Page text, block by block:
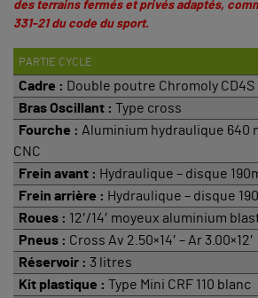
des terrains fermés et privés adaptés,
331-21 du code du sport.
PARTIE CYCLE
Cadre : Double poutre Chromoly CD4S
Bras Oscillant : Type cross
Fourche : Aluminium hydraulique 640
CNC
Frein avant : Hydraulique – disque
Frein arrière : Hydraulique – disque
Roues : 12′/14′ moyeux aluminium
Pneus : Cross Av 2.50×14′ – Ar 3.00×12′
Réservoir : 3 litres
Kit plastique : Type Mini CRF 110 blanc